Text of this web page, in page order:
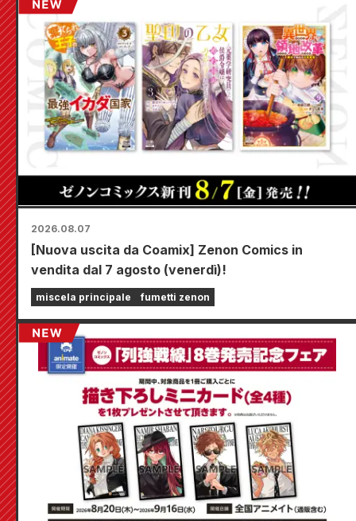
2026.08.07
[Nuova uscita da Coamix] Zenon Comics in
vendita dal 7 agosto (venerdì)!
miscela principale fumetti zenon